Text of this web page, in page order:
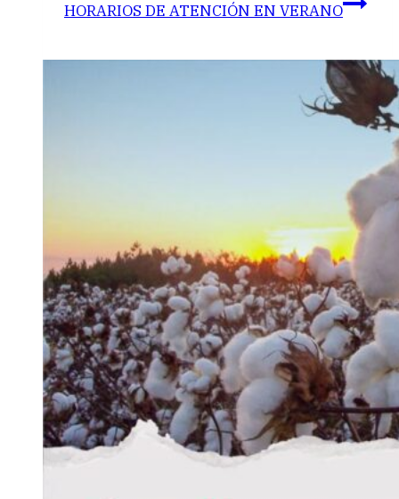
HORARIOS DE ATENCIÓN EN VERANO